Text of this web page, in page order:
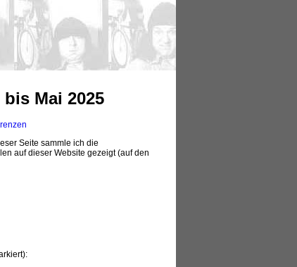
Mai 2025
Seite sammle ich die
auf dieser Website gezeigt (auf den